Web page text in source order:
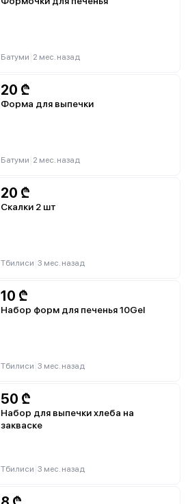
Батуми 2 мес. назад
20 ₾
Форма для выпечки
Батуми 2 мес. назад
20 ₾
Скалки 2 шт
Тбилиси 3 мес. назад
10 ₾
Набор форм для печенья 10Gel
Тбилиси 3 мес. назад
50 ₾
Набор для выпечки хлеба на
закваске
Тбилиси 3 мес. назад